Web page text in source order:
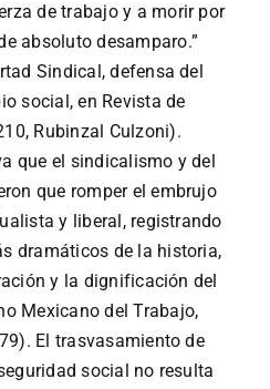
de trabajo y a morir por
absoluto desamparo.”
Sindical, defensa del
social, en Revista de
Rubinzal Culzoni).
que el sindicalismo y del
que romper el embrujo
y liberal, registrando
dramáticos de la historia,
y la dignificación del
Mexicano del Trabajo,
El trasvasamiento de
social no resulta